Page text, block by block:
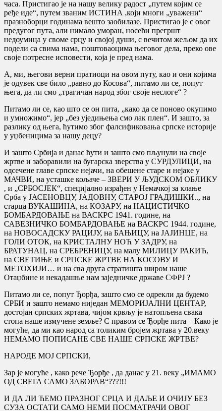
часа. Пристигао је на нашу велику радост „путем којим се
ређе иде“, путем званим ИСТИНА ,који многи „уважени“
празноборци годинама вешто заобилазе. Пристигао је с овог
предугог пута, али нимало уморан, носећи прегршт
недоумица у своме срцу и својој души, с вечитом жељом да их
подели са свима нама, поштоваоцима његовог дела, преко ове
своје потресне исповести, која је пред нама.
А, ми, његови верни пратиоци на овом путу, као и они којима
је одувек све било „равно до Косова“, питамо ли се, попут
њега, да ли смо „трагичан народ због своје неслоге“ ?
Питамо ли се, као што се он пита, „како да се поново окупимо
и умножимо“, јер „без уједињења смо лак плен“. И зашто, за
разлику од њега, ћутимо због фалсификовања српске историје
у уџбеницима за нашу децу?
И зашто Србија и данас ћути и зашто смо пљунули на своје
жртве и заборавили на бугарска зверства у СУРДУЛИЦИ, на
одсечене главе српске нејачи, на обешене старе и нејаке у
МАЧВИ, на усташке кољаче – ЗВЕРИ У ЉУДСКОМ ОБЛИКУ
, и „СРБОСЈЕК“, специјално израђен у Немачкој за клање
Срба у ЈАСЕНОВЦУ, ЈАДОВНУ, СТАРОЈ ГРАДИШКИ.., на
старца ВУКАШИНА, на КОЗАРУ, на НАЦИСТИЧКО
БОМБАРДОВАЊЕ на ВАСКРС 1941. године, на
САВЕЗНИЧКО БОМБАРДОВАЊЕ на ВАСКРС 1944. године,
на НОВОСАДСКУ РАЦИЈУ, на БАЊИЦУ, на ЈАЈИНЦЕ, на
ГОЛИ ОТОК, на КРИСТАЛНУ НОЋ У ЗАДРУ, на
БРАТУНАЦ, на СРЕБРЕНИЦУ, на малу МИЛИЦУ РАКИЋ,
на СВЕТИЊЕ и СРПСКЕ ЖРТВЕ НА КОСОВУ И
МЕТОХИЈИ… и на сва друга стратишта широм наше
Отаџбине и некадашње нам заједничке државе СФРЈ ?
Питамо ли се, попут Ђорђа, зашто смо се одрекли да будемо
СРБИ и зашто немамо ниједан МЕМОРИЈАЛНИ ЦЕНТАР,
достојан српских жртава, чијом крвљу је натопљена свака
стопа наше измучене земље? С правом се Ђорђе пита – Како је
могуће, да ми као народ са толиким бројем жртава у 20.веку
НЕМАМО ПОПИСАНЕ СВЕ НАШЕ СРПСКЕ ЖРТВЕ?
НАРОДЕ МОЈ СРПСКИ,
Зар је могуће , како рече Ђорђе , да данас у 21. веку „ИМАМО
ОД СВЕГА САМО ЗАБОРАВ“???!!!
И ДА ЛИ ЋЕМО ПРАЗНОГ СРЦА И ДАЉЕ И ОЧИЈУ БЕЗ
СУЗА ОСТАТИ САМО НЕМИ ПОСМАТРАЧИ ОВОГ